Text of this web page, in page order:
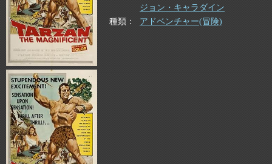
ジョン・キャラダイン
種類
アドベンチャー(冒険)